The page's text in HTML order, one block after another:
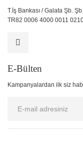
T.İş Bankası / Galata Şb.
TR82 0006 4000 0011
E-Bülten
Kampanyalardan ilk siz